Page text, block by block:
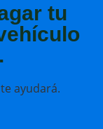
tu
ayudará.